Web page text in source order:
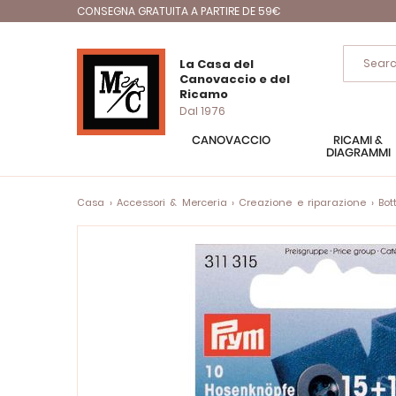
CONSEGNA GRATUITA A PARTIRE DE 59€
La Casa del
Canovaccio e del
Ricamo
Dal 1976
CANOVACCIO
RICAMI &
DIAGRAMMI
Casa Accessori & Merceria Creazione e riparazione